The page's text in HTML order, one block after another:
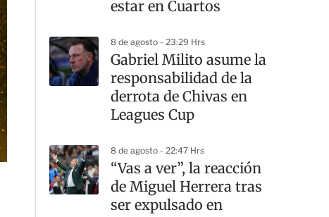
estar en Cuartos
8 de agosto - 23:29 Hrs
Gabriel Milito asume la
responsabilidad de la
derrota de Chivas en
Leagues Cup
8 de agosto - 22:47 Hrs
“Vas a ver”, la reacción
de Miguel Herrera tras
ser expulsado en